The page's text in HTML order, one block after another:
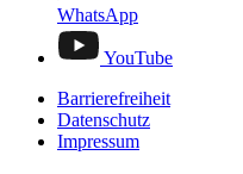
WhatsApp
YouTube
Barrierefreiheit
Datenschutz
Impressum